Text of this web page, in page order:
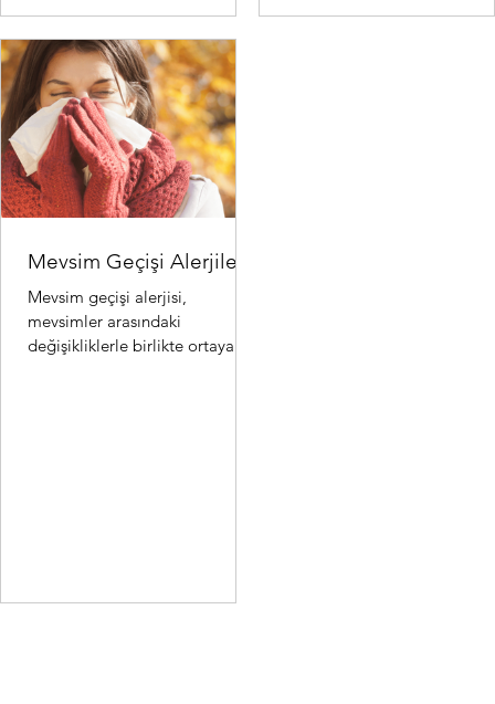
Mevsim Geçişi Alerjileri
Mevsim geçişi alerjisi,
mevsimler arasındaki
değişikliklerle birlikte ortaya